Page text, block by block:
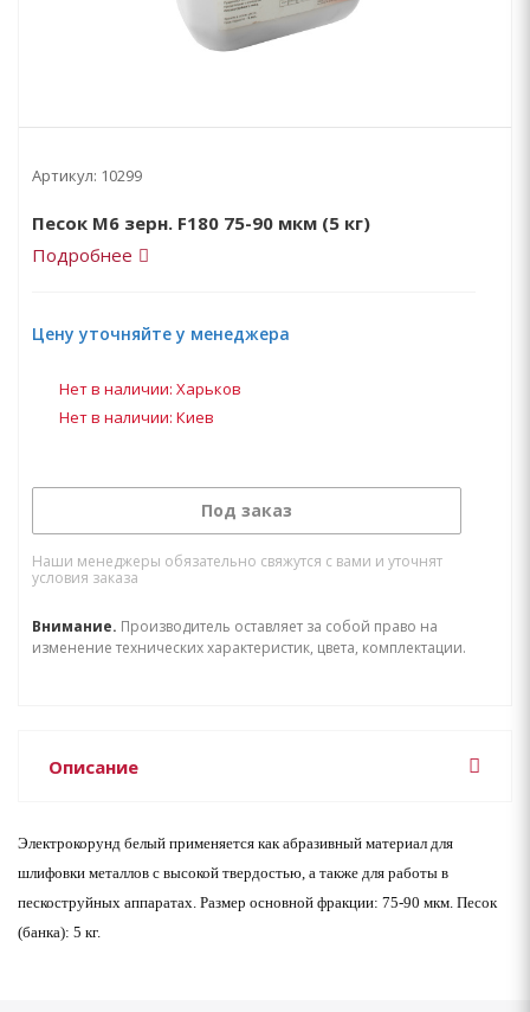
Артикул: 10299
Песок М6 зерн. F180 75-90 мкм (5 кг)
Подробнее
Цену уточняйте у менеджера
Нет в наличии: Харьков
Нет в наличии: Киев
Под заказ
Наши менеджеры обязательно свяжутся с вами и уточнят
условия заказа
Внимание. Производитель оставляет за собой право на
изменение технических характеристик, цвета, комплектации.
Описание
Электрокорунд белый применяется как абразивный материал для
шлифовки металлов с высокой твердостью, а также для работы в
пескоструйных аппаратах. Размер основной фракции: 75-90 мкм. Песок
(банка): 5 кг.